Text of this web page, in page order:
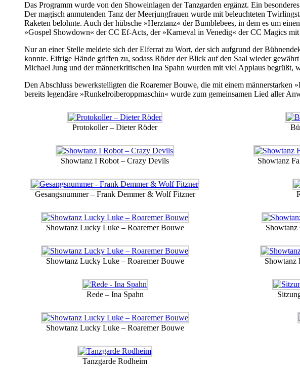
Das Programm wurde von den Showeinlagen der Tanzgarden ergänzt. Ein
Der magisch anmutenden Tanz der Meerjungfrauen wurde mit beleuchteten
Raketen belohnte. Auch der hübsche »Herztanz« der Bumblebees, in dem es um
»Gospel Showdown« der CC Ef-Acts, der »Karneval in Venedig« der CC Magics
Nur an einer Stelle meldete sich der Elferrat zu Wort, der sich aufgrund der
konnte. Eifrige Hände griffen zu, sodass Röder der Blick auf den Saal wieder
Michael Jung und der männerkritischen Ina Spahn wurden mit viel Applaus begrüßt,
Den Abschluss bewerkstelligten die Roaremer Bouwe, die mit einem
bereits legendäre »Runkelroiberoppmaschin« wurde zum gemeinsamen Lied aller
Protokoller – Dieter Röder
Showtanz I Robot – Crazy Devils Showtanz
Gesangsnummer – Frank Demmer & Wolf Fitzner
Showtanz Lucky Luke – Roaremer Bouwe
Showtanz Lucky Luke – Roaremer Bouwe Showtanz
Rede – Ina Spahn
Showtanz Lucky Luke – Roaremer Bouwe
Tanzgarde Rodheim